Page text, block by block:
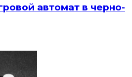
автомат в черно-